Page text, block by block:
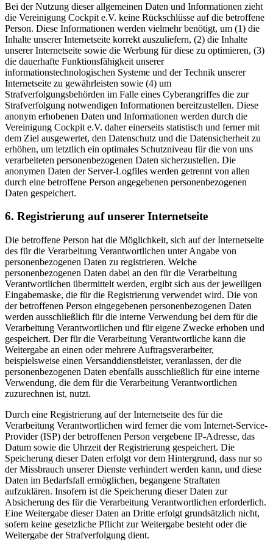
Bei der Nutzung dieser allgemeinen Daten und Informationen zieht
die Vereinigung Cockpit e.V. keine Rückschlüsse auf die betroffene
Person. Diese Informationen werden vielmehr benötigt, um (1) die
Inhalte unserer Internetseite korrekt auszuliefern, (2) die Inhalte
unserer Internetseite sowie die Werbung für diese zu optimieren, (3)
die dauerhafte Funktionsfähigkeit unserer
informationstechnologischen Systeme und der Technik unserer
Internetseite zu gewährleisten sowie (4) um
Strafverfolgungsbehörden im Falle eines Cyberangriffes die zur
Strafverfolgung notwendigen Informationen bereitzustellen. Diese
anonym erhobenen Daten und Informationen werden durch die
Vereinigung Cockpit e.V. daher einerseits statistisch und ferner mit
dem Ziel ausgewertet, den Datenschutz und die Datensicherheit zu
erhöhen, um letztlich ein optimales Schutzniveau für die von uns
verarbeiteten personenbezogenen Daten sicherzustellen. Die
anonymen Daten der Server-Logfiles werden getrennt von allen
durch eine betroffene Person angegebenen personenbezogenen
Daten gespeichert.
6. Registrierung auf unserer Internetseite
Die betroffene Person hat die Möglichkeit, sich auf der Internetseite
des für die Verarbeitung Verantwortlichen unter Angabe von
personenbezogenen Daten zu registrieren. Welche
personenbezogenen Daten dabei an den für die Verarbeitung
Verantwortlichen übermittelt werden, ergibt sich aus der jeweiligen
Eingabemaske, die für die Registrierung verwendet wird. Die von
der betroffenen Person eingegebenen personenbezogenen Daten
werden ausschließlich für die interne Verwendung bei dem für die
Verarbeitung Verantwortlichen und für eigene Zwecke erhoben und
gespeichert. Der für die Verarbeitung Verantwortliche kann die
Weitergabe an einen oder mehrere Auftragsverarbeiter,
beispielsweise einen Versanddienstleister, veranlassen, der die
personenbezogenen Daten ebenfalls ausschließlich für eine interne
Verwendung, die dem für die Verarbeitung Verantwortlichen
zuzurechnen ist, nutzt.
Durch eine Registrierung auf der Internetseite des für die
Verarbeitung Verantwortlichen wird ferner die vom Internet-Service-
Provider (ISP) der betroffenen Person vergebene IP-Adresse, das
Datum sowie die Uhrzeit der Registrierung gespeichert. Die
Speicherung dieser Daten erfolgt vor dem Hintergrund, dass nur so
der Missbrauch unserer Dienste verhindert werden kann, und diese
Daten im Bedarfsfall ermöglichen, begangene Straftaten
aufzuklären. Insofern ist die Speicherung dieser Daten zur
Absicherung des für die Verarbeitung Verantwortlichen erforderlich.
Eine Weitergabe dieser Daten an Dritte erfolgt grundsätzlich nicht,
sofern keine gesetzliche Pflicht zur Weitergabe besteht oder die
Weitergabe der Strafverfolgung dient.